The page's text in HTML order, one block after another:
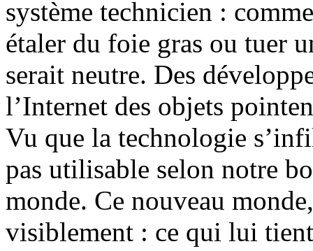
système technicien :
étaler du foie gras ou tuer
serait neutre. Des
l’Internet des objets
Vu que la technologie
pas utilisable selon notre
monde. Ce nouveau
visiblement : ce qui lui